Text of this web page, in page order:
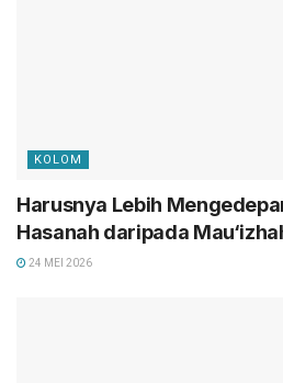
KOLOM
Harusnya Lebih
Hasanah daripada
24 MEI 2026